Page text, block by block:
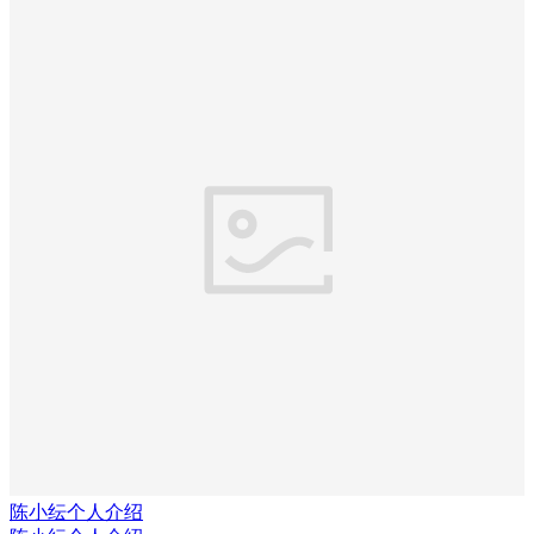
陈小纭个人介绍